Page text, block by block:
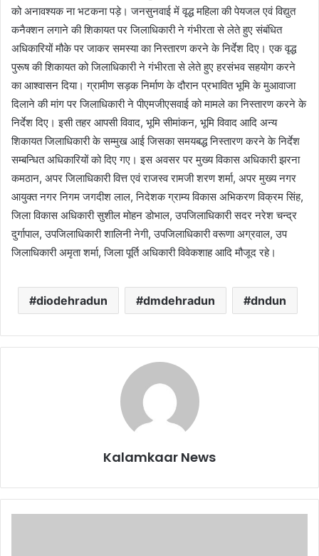
को अनावश्यक ना भटकना पड़े। जनसुनवाई में वृद्ध महिला की पेयजल एवं विद्युत
कनैक्शन लगाने की शिकायत पर जिलाधिकारी ने गंभीरता से लेते हुए संबंधित
अधिकारियों मौके पर जाकर समस्या का निस्तारण करने के निर्देश दिए। एक वृद्ध
पुरूष की शिकायत को जिलाधिकारी ने गंभीरता से लेते हुए हरसंभव सहयोग करने
का आश्वासन दिया। ग्रामीण सड़क निर्माण के दौरान प्रभावित भूमि के मुआवाजा
दिलाने की मांग पर जिलाधिकारी ने पीएमजीएसवाई को मामले का निस्तारण करने के
निर्देश दिए। इसी तहर आपसी विवाद, भूमि सीमांकन, भूमि विवाद आदि अन्य
शिकायत जिलाधिकारी के सम्मुख आई जिसका समयबद्ध निस्तारण करने के निर्देश
सम्बन्धित अधिकारियों को दिए गए। इस अवसर पर मुख्य विकास अधिकारी झरना
कमठान, अपर जिलाधिकारी वित्त एवं राजस्व रामजी शरण शर्मा, अपर मुख्य नगर
आयुक्त नगर निगम जगदीश लाल, निदेशक ग्राम्य विकास अभिकरण विक्रम सिंह,
जिला विकास अधिकारी सुशील मोहन डोभाल, उपजिलाधिकारी सदर नरेश चन्द्र
दुर्गापाल, उपजिलाधिकारी शालिनी नेगी, उपजिलाधिकारी वरूणा अग्रवाल, उप
जिलाधिकारी अमृता शर्मा, जिला पूर्ति अधिकारी विवेकशाह आदि मौजूद रहे।
diodehradun dmdehradun dndun
Kalamkaar News